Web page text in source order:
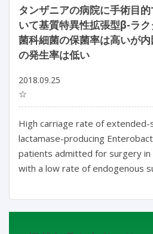
タンザニアの病院に手術目
いて基質特異性拡張型β-ラ
菌科細菌の保菌率は高いが
の発生率は低い
2018.09.25
☆
High carriage rate of
lactamase-producing
patients admitted for surgery in
with a low rate of endogenous